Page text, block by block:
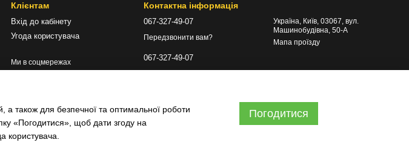
Клієнтам
Вхід до кабінету
Угода користувача
Ми в соцмережах
Контактна інформація
067-327-49-07
Передзвонити вам?
067-327-49-07
Україна, Київ, 03067, вул.
Машинобудівна, 50-А
Мапа проїзду
а також для безпечної та оптимальної роботи
«Погодитися», щоб дати згоду на
користувача
Погодитися